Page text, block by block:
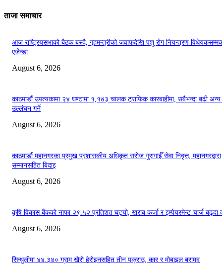
ताजा समाचार
आज राष्ट्रियसभाको बैठक बस्दै, गृहमन्त्रीको जवाफदेखि पशु रोग नियन्त्रण
एजेन्डा
August 6, 2026
काठमाडौं उपत्यकामा २४ घण्टामा १,१७३ चालक ट्राफिक कारबाहीमा, सबैभन्दा बढी
उल्लंघन गर्ने
August 6, 2026
काठमाडौं महानगरका प्रमुख प्रशासकीय अधिकृत सरोज गुरागाईँ सेवा निवृत्त, महानगरद्वारा
सम्मानसहित बिदाइ
August 6, 2026
कृषि विकास बैंकको नाफा २९.५२ प्रतिशत घट्यो, खराब कर्जा र इम्पेयरमेन्ट चार्ज बढ्दा
August 6, 2026
सिन्धुलीमा ४४.३४० ग्राम खैरो हेरोइनसहित तीन पक्राउ, कार र मोबाइल बरामद